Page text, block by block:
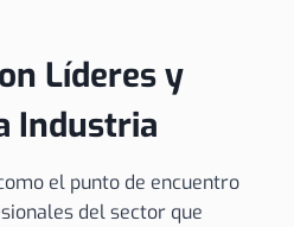
Líderes y
Industria
el punto de encuentro
del sector que